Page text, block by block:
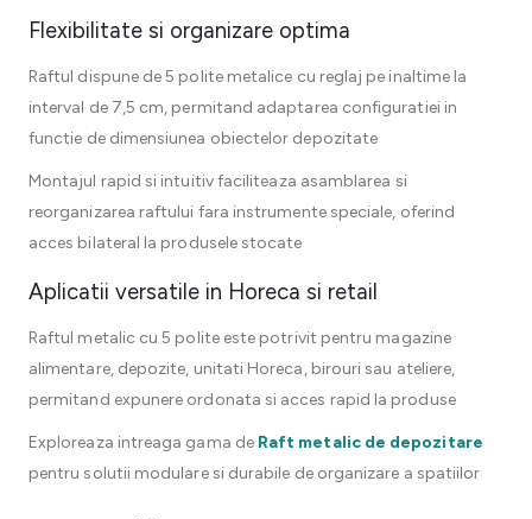
Flexibilitate si organizare optima
Raftul dispune de 5 polite metalice cu reglaj pe inaltime la
interval de 7,5 cm, permitand adaptarea configuratiei in
functie de dimensiunea obiectelor depozitate
Montajul rapid si intuitiv faciliteaza asamblarea si
reorganizarea raftului fara instrumente speciale, oferind
acces bilateral la produsele stocate
Aplicatii versatile in Horeca si retail
Raftul metalic cu 5 polite este potrivit pentru magazine
alimentare, depozite, unitati Horeca, birouri sau ateliere,
permitand expunere ordonata si acces rapid la produse
Exploreaza intreaga gama de Raft metalic de depozitare
pentru solutii modulare si durabile de organizare a spatiilor